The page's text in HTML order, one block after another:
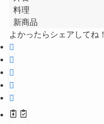
料理
新商品
よかったらシェアしてね！